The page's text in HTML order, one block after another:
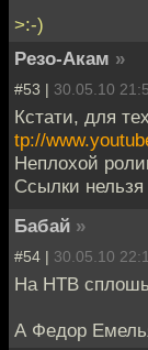
>:-)
Резо-Акам »
#53 | 30.05.10
Кстати, для
tp://
Неплохой
Ссылки
Бабай »
#54 | 30.05.10
На НТВ
А Федор